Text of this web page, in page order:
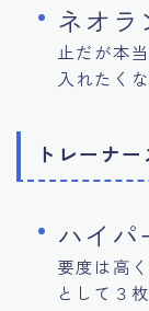
ネオ
止だが本
入れたく
トレーナ
ハイ
要度は高
として３